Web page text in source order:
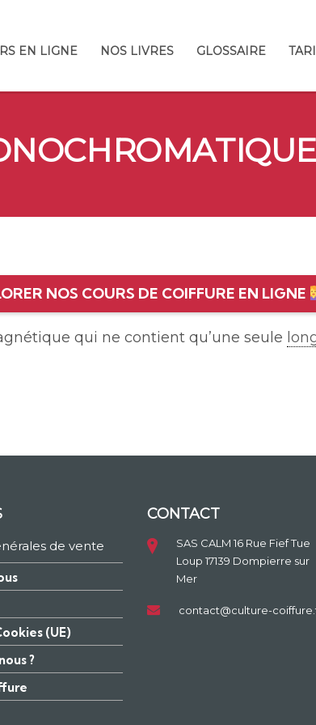
EN LIGNE NOS LIVRES GLOSSAIRE
NOS COURS DE COIFFURE EN LIGNE
qui ne contient qu’une seule
de vente
(UE)
?
CONTACT
SAS CALM 16 Rue Fief Tue
Loup 17139 Dompierre sur
Mer
contact@culture-